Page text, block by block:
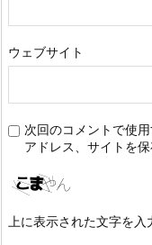
ウェブサイト
次回のコメントで使
アドレス、サイトを保
上に表示された文字を入